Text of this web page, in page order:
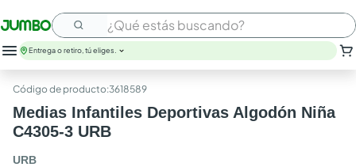
¿Qué estás buscando?
Entrega o retiro, tú eliges.
:3618589
Medias Infantiles Deportivas Algodón Niña
C4305-3 URB
URB